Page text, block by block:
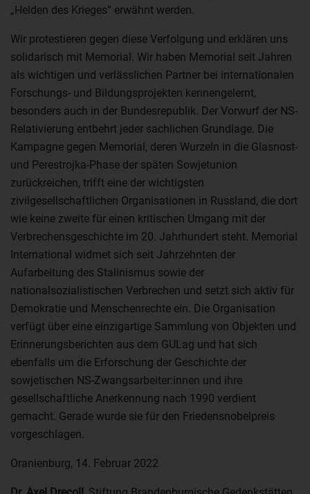
„Helden des Krieges“ erwähnt werden.
Wir protestieren gegen diese Verfolgung und erklären uns
solidarisch mit Memorial. Wir haben Memorial seit Jahren
als wichtigen und verlässlichen Partner bei internationalen
Forschungs- und Bildungsprojekten kennengelernt,
besonders auch in der Bundesrepublik. Der Vorwurf der NS-
Relativierung entbehrt jeder sachlichen Grundlage. Die
Kampagne gegen Memorial, deren Wurzeln in die Glasnost-
und Perestrojka-Phase der späten Sowjetunion
zurückreichen, trifft eine der wichtigsten
zivilgesellschaftlichen Organisationen in Russland, die dort
wie keine zweite für einen kritischen Umgang mit der
Verbrechensgeschichte im 20. Jahrhundert steht. Memorial
International widmet sich seit Jahrzehnten der
Aufarbeitung des Stalinismus sowie der
nationalsozialistischen Verbrechen und setzt sich aktiv für
Demokratie und Menschenrechte ein. Die Organisation
verfügt über eine einzigartige Sammlung von Objekten und
Erinnerungsberichten aus dem GULag und hat sich
ebenfalls um die Erforschung der Geschichte der
sowjetischen NS-Zwangsarbeiter:innen und ihre
gesellschaftliche Anerkennung nach 1990 verdient
gemacht. Gerade wurde sie für den Friedensnobelpreis
vorgeschlagen.
Oranienburg, 14. Februar 2022